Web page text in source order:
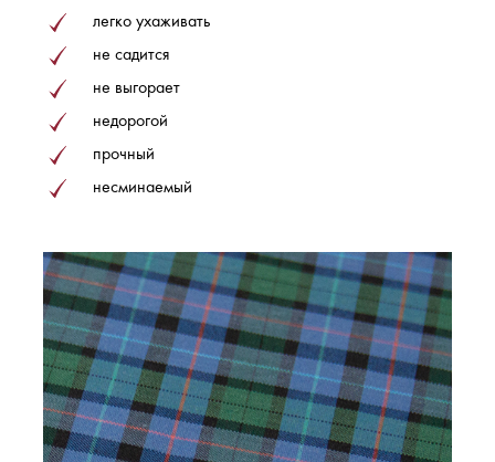
легко ухаживать
не садится
не выгорает
недорогой
прочный
несминаемый